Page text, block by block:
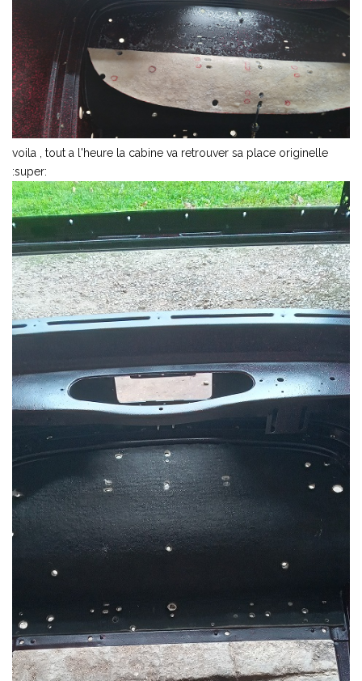
voila , tout a l'heure la cabine va retrouver sa place originelle
:super: